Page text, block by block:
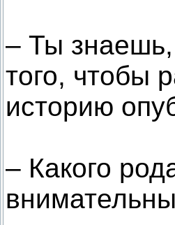
– Ты знаешь,
того, чтобы
историю
– Какого